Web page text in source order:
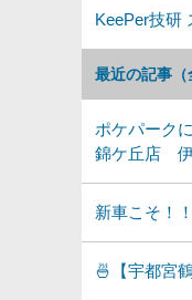
最近の記事（
ポケパーク
錦ケ丘店 伊
新車こそ！
🍜【宇都宮
KeePer技研